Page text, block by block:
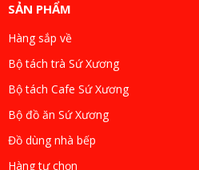
SẢN PHẨM
Hàng sắp về
Bộ tách trà Sứ Xương
Bộ tách Cafe Sứ Xương
Bộ đồ ăn Sứ Xương
Đồ dùng nhà bếp
Hàng tự chọn